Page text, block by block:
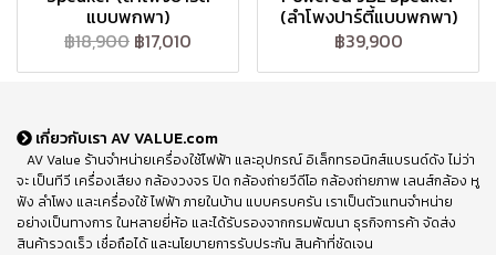
แบบพกพา)
฿18,900 ฿17,010
(ลำโพงปาร์ตี้แบบพกพา)
฿39,900
เกี่ยวกับเรา AV VALUE.com
AV Value ร้านจำหน่ายเครื่องใช้ไฟฟ้า และอุปกรณ์ อิเล็กทรอนิกส์แบรนด์ดัง ไม่ว่า
จะ เป็นทีวี เครื่องเสียง กล้องวงจร ปิด กล้องถ่ายวีดีโอ กล้องถ่ายภาพ เลนส์กล้อง หู
ฟัง ลำโพง และเครื่องใช้ ไฟฟ้า ภายในบ้าน แบบครบครัน เราเป็นตัวแทนจำหน่าย
อย่างเป็นทางการ ในหลายยี่ห้อ และได้รับรองจากกรมพัฒนา ธุรกิจการค้า จัดส่ง
สินค้ารวดเร็ว เชื่อถือได้ และนโยบายการรับประกัน สินค้าที่ชัดเจน